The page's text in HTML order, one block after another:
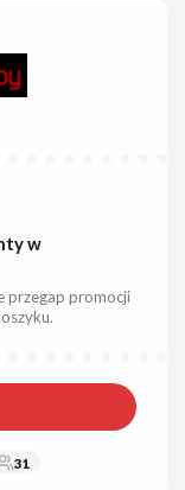
w
przegap promocji
31